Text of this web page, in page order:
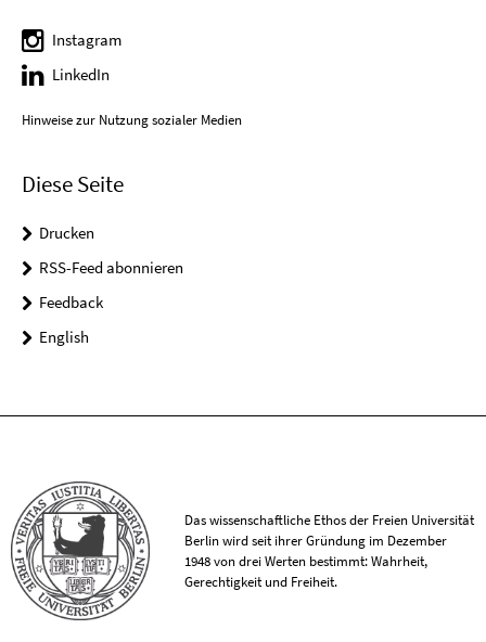
Instagram
LinkedIn
Hinweise zur Nutzung sozialer Medien
Diese Seite
Drucken
RSS-Feed abonnieren
Feedback
English
Das wissenschaftliche Ethos der Freien Universität
Berlin wird seit ihrer Gründung im Dezember
1948 von drei Werten bestimmt: Wahrheit,
Gerechtigkeit und Freiheit.